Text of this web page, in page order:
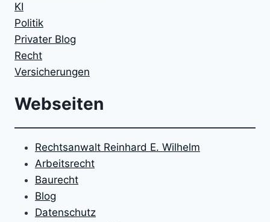
KI
Politik
Privater Blog
Recht
Versicherungen
Webseiten
Rechtsanwalt Reinhard E. Wilhelm
Arbeitsrecht
Baurecht
Blog
Datenschutz